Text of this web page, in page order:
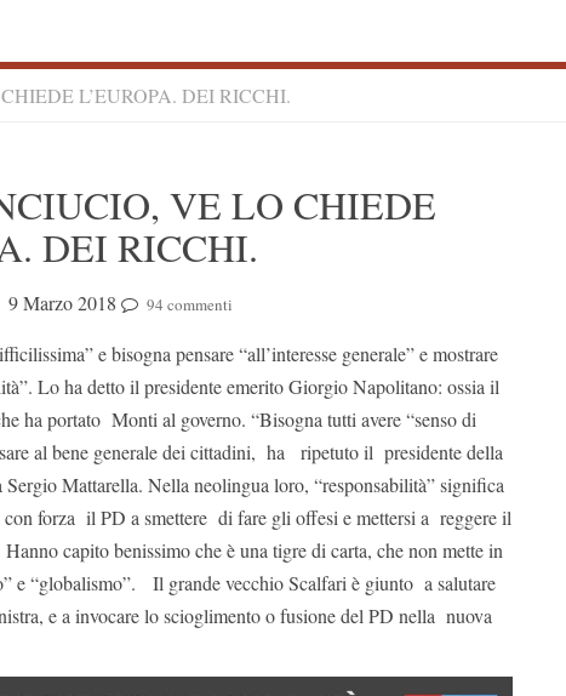
L’EUROPA. DEI RICCHI.
VE LO CHIEDE
DEI RICCHI.
9 Marzo 2018 94 commenti
e bisogna pensare “all’interesse generale” e mostrare
Lo ha detto il presidente emerito Giorgio Napolitano: ossia il
ha portato Monti al governo. “Bisogna tutti avere “senso di
al bene generale dei cittadini, ha ripetuto il presidente della
Mattarella. Nella neolingua loro, “responsabilità” significa
con forza il PD a smettere di fare gli offesi e mettersi a reggere il
capito benissimo che è una tigre di carta, che non mette in
e “globalismo”. Il grande vecchio Scalfari è giunto a salutare
e a invocare lo scioglimento o fusione del PD nella nuova